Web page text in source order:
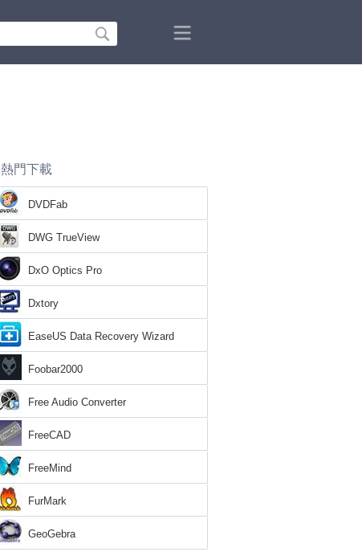
熱門下載
DVDFab
DWG TrueView
DxO Optics Pro
Dxtory
EaseUS Data Recovery Wizard
Foobar2000
Free Audio Converter
FreeCAD
FreeMind
FurMark
GeoGebra